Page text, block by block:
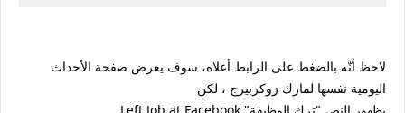
لاحظ أنّه بالضغط على الرابط أعلاه، سوف يعرض صفحة الأحداث
اليومية نفسها لمارك زوكربيرج ، لكن
Left Job at Facebook "بظهور النص "ترك الوظيفة